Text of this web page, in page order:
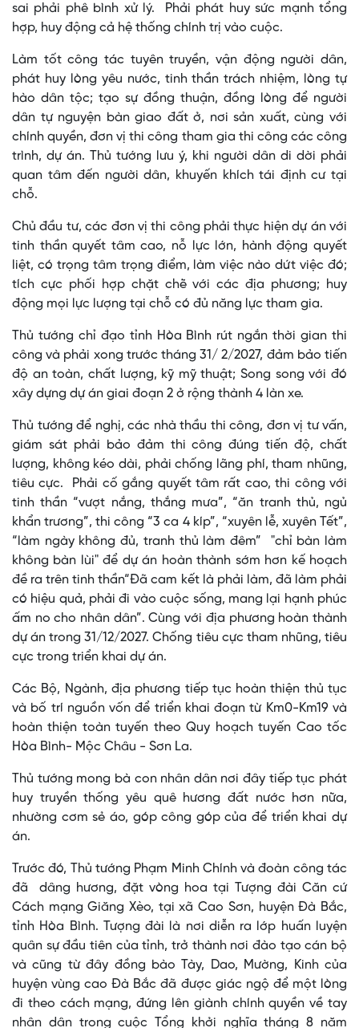
sai phải phê bình xử lý. Phải phát huy sức mạnh tổng
hợp, huy động cả hệ thống chính trị vào cuộc.
Làm tốt công tác tuyên truyền, vận động người dân,
phát huy lòng yêu nước, tinh thần trách nhiệm, lòng tự
hào dân tộc; tạo sự đồng thuận, đồng lòng để người
dân tự nguyện bàn giao đất ở, nơi sản xuất, cùng với
chính quyền, đơn vị thi công tham gia thi công các công
trình, dự án. Thủ tướng lưu ý, khi người dân di dời phải
quan tâm đến người dân, khuyến khích tái định cư tại
chỗ.
Chủ đầu tư, các đơn vị thi công phải thực hiện dự án với
tinh thần quyết tâm cao, nỗ lực lớn, hành động quyết
liệt, có trọng tâm trọng điểm, làm việc nào dứt việc đó;
tích cực phối hợp chặt chẽ với các địa phương; huy
động mọi lực lượng tại chỗ có đủ năng lực tham gia.
Thủ tướng chỉ đạo tỉnh Hòa Bình rút ngắn thời gian thi
công và phải xong trước tháng 31/ 2/2027, đảm bảo tiến
độ an toàn, chất lượng, kỹ mỹ thuật; Song song với đó
xây dựng dự án giai đoạn 2 ở rộng thành 4 làn xe.
Thủ tướng để nghị, các nhà thầu thi công, đơn vị tư vấn,
giám sát phải bảo đảm thi công đúng tiến độ, chất
lượng, không kéo dài, phải chống lãng phí, tham nhũng,
tiêu cực. Phải cố gắng quyết tâm rất cao, thi công với
tinh thần “vượt nắng, thắng mưa”, “ăn tranh thủ, ngủ
khẩn trương”, thi công “3 ca 4 kíp”, “xuyên lễ, xuyên Tết”,
“làm ngày không đủ, tranh thủ làm đêm” "chỉ bàn làm
không bàn lùi" để dự án hoàn thành sớm hơn kế hoạch
đề ra trên tinh thần“Đã cam kết là phải làm, đã làm phải
có hiệu quả, phải đi vào cuộc sống, mang lại hạnh phúc
ấm no cho nhân dân”. Cùng với địa phương hoàn thành
dự án trong 31/12/2027. Chống tiêu cực tham nhũng, tiêu
cực trong triển khai dự án.
Các Bộ, Ngành, địa phương tiếp tục hoàn thiện thủ tục
và bố trí nguồn vốn để triển khai đoạn từ Km0-Km19 và
hoàn thiện toàn tuyến theo Quy hoạch tuyến Cao tốc
Hòa Bình- Mộc Châu - Sơn La.
Thủ tướng mong bà con nhân dân nơi đây tiếp tục phát
huy truyền thống yêu quê hương đất nước hơn nữa,
nhường cơm sẻ áo, góp công góp của để triển khai dự
án.
Trước đó, Thủ tướng Phạm Minh Chính và đoàn công tác
đã dâng hương, đặt vòng hoa tại Tượng đài Căn cứ
Cách mạng Giăng Xèo, tại xã Cao Sơn, huyện Đà Bắc,
tỉnh Hòa Bình. Tượng đài là nơi diễn ra lớp huấn luyện
quân sự đầu tiên của tỉnh, trở thành nơi đào tạo cán bộ
và cũng từ đây đồng bào Tày, Dao, Mường, Kinh của
huyện vùng cao Đà Bắc đã được giác ngộ để một lòng
đi theo cách mạng, đứng lên giành chính quyền về tay
nhân dân trong cuộc Tổng khởi nghĩa tháng 8 năm